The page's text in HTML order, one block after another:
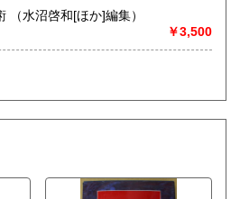
1968年激動の時代の芸術 （水沼啓和[ほか]編集）
￥3,500